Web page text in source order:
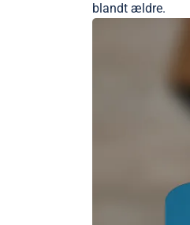
blandt ældre.